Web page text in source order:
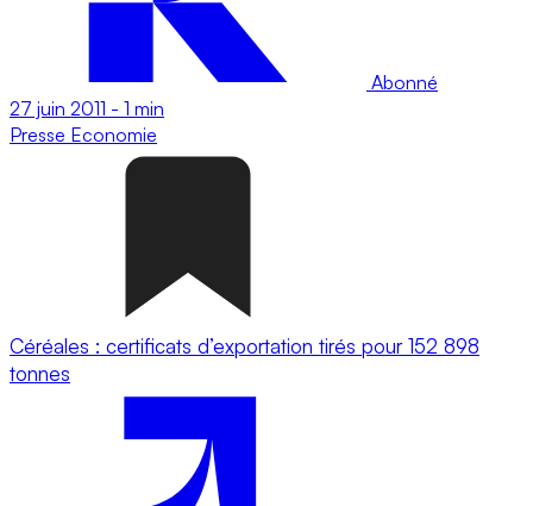
Abonné
27 juin 2011 - 1 min
Presse Economie
Céréales : certificats d’exportation tirés pour 152 898
tonnes